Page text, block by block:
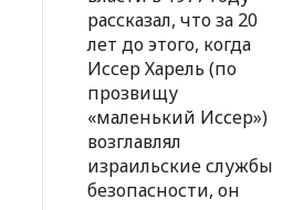
рассказал, что за 20
лет до этого, когда
Иссер Харель (по
прозвищу
«маленький Иссер»)
возглавлял
израильские службы
безопасности, он